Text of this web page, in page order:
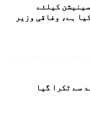
کیلئے
کیا ہے، وفاقی وزیر
سے ٹکرا گیا